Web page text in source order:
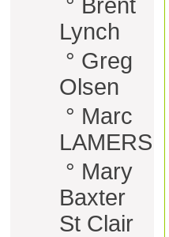
° Brent
Lynch
° Greg
Olsen
° Marc
LAMERS
° Mary
Baxter
St Clair